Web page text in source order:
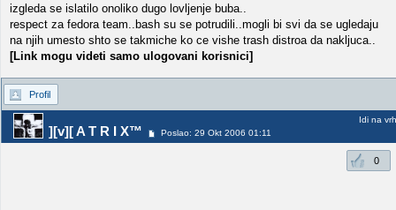
izgleda se islatilo onoliko dugo lovljenje buba..
respect za fedora team..bash su se potrudili..mogli bi svi da se ugledaju
na njih umesto shto se takmiche ko ce vishe trash distroa da nakljuca..
[Link mogu videti samo ulogovani korisnici]
Profil
][v][ A T R I X™ Poslao: 29 Okt 2006 01:11
Idi na vrh
0